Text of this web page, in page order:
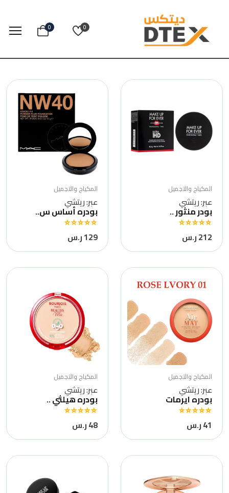
0
0
المكياج والتجميل
عبر: ريتشي
بودر منثور ..
212 ر.س
المكياج والتجميل
عبر: ريتشي
بودره أساس س..
129 ر.س
المكياج والتجميل
عبر: ريتشي
بودره ايرمات
41 ر.س
المكياج والتجميل
عبر: ريتشي
بودره هيلثي ..
48 ر.س